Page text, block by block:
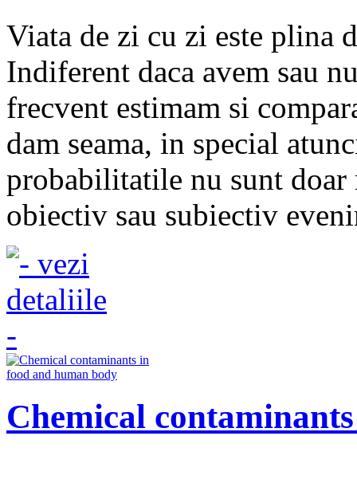
Viata de zi cu zi este plina
Indiferent daca avem sau
frecvent estimam si
dam seama, in special
probabilitatile nu sunt doar
obiectiv sau subiectiv
Chemical